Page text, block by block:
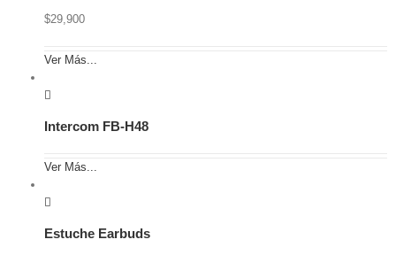
$29,900
Ver Más...
Intercom FB-H48
Ver Más...
Estuche Earbuds